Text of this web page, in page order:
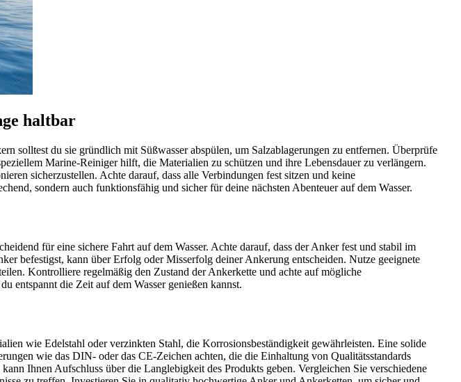
haltbar
solltest du sie gründlich mit Süßwasser abspülen, um Salzablagerungen zu entfernen. Überprüfe
Marine-Reiniger hilft, die Materialien zu schützen und ihre Lebensdauer zu verlängern.
sicherzustellen. Achte darauf, dass alle Verbindungen fest sitzen und keine
sondern auch funktionsfähig und sicher für deine nächsten Abenteuer auf dem Wasser.
für eine sichere Fahrt auf dem Wasser. Achte darauf, dass der Anker fest und stabil im
befestigst, kann über Erfolg oder Misserfolg deiner Ankerung entscheiden. Nutze geeignete
Kontrolliere regelmäßig den Zustand der Ankerkette und achte auf mögliche
entspannt die Zeit auf dem Wasser genießen kannst.
wie Edelstahl oder verzinkten Stahl, die Korrosionsbeständigkeit gewährleisten. Eine solide
wie das DIN- oder das CE-Zeichen achten, die die Einhaltung von Qualitätsstandards
Ihnen Aufschluss über die Langlebigkeit des Produkts geben. Vergleichen Sie verschiedene